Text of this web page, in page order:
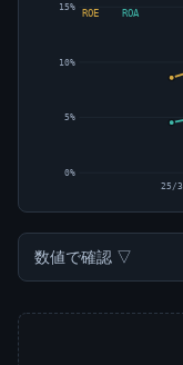
0%
5%
10%
15%
ROE ROA
25/3
数値で確認 ▽